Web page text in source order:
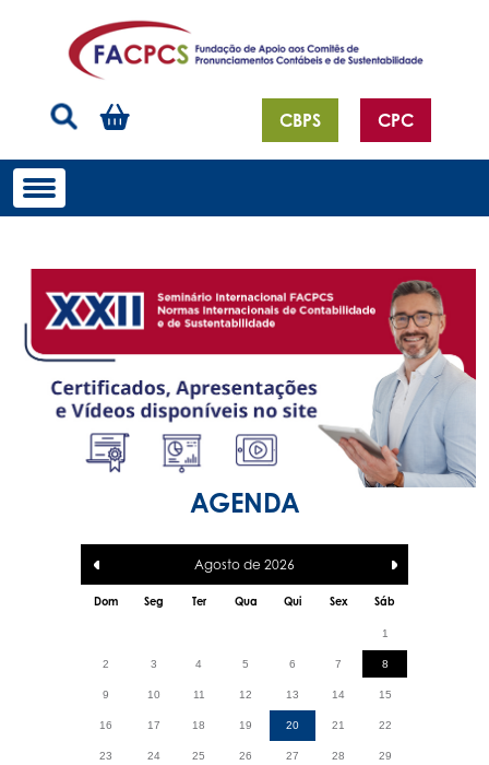
CBPS CPC
AGENDA
Agosto de 2026
Dom Seg Ter Qua Qui Sex Sáb
1
2 3 4 5 6 7 8
9 10 11 12 13 14 15
16 17 18 19 20 21 22
23 24 25 26 27 28 29